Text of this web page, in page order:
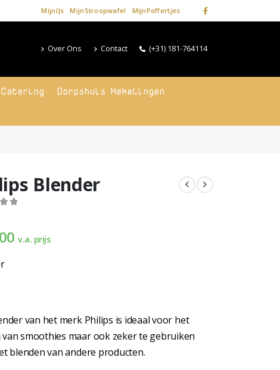
MijnIJs MijnStroopwafel MijnPoffertjes
Over Ons Contact (+31) 181-764114
Dorpshuis Hekelingen
Blender
v.a. prijs
van het merk Philips is ideaal voor het
van smoothies maar ook zeker te gebruiken
blenden van andere producten.